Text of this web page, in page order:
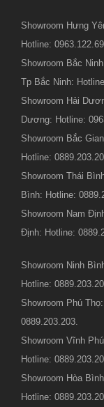
Showroom Hưng
Hotline:
Showroom Bắc
Tp Bắc Ninh:
Showroom Hải
Dương: Hotline:
Showroom Bắc
Hotline:
Showroom Thái
Bình: Hotline:
Showroom Nam
Định: Hotline:
Showroom Ninh
Hotline:
Showroom Phú
0889.203.203.
Showroom Vĩnh
Hotline:
Showroom Hòa
Hotline: